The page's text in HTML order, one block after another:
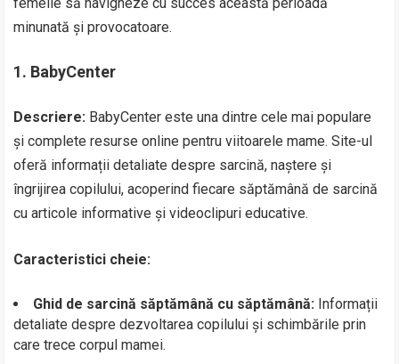
minunată și provocatoare.
1. BabyCenter
Descriere: BabyCenter este una dintre cele mai populare
și complete resurse online pentru viitoarele mame. Site-ul
oferă informații detaliate despre sarcină, naștere și
îngrijirea copilului, acoperind fiecare săptămână de sarcină
cu articole informative și videoclipuri educative.
Caracteristici cheie:
Ghid de sarcină săptămână cu săptămână: Informații
detaliate despre dezvoltarea copilului și schimbările prin
care trece corpul mamei.